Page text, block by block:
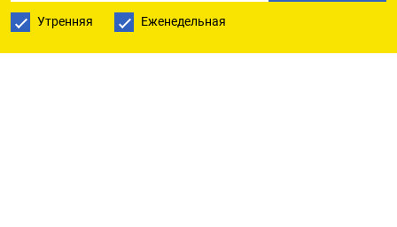
Утренняя Еженедельная
ПОДПИСАТЬСЯ В GOOGLE